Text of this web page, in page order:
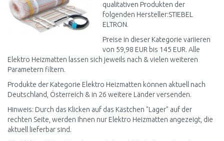
qualitativen Produkten der
folgenden Hersteller:STIEBEL
ELTRON.
Preise in dieser Kategorie variieren
von 59,98 EUR bis 145 EUR. Alle
Elektro Heizmatten lassen sich jeweils nach & vielen weiteren
Parametern filtern.
Produkte der Kategorie Elektro Heizmatten können aktuell nach
Deutschland, Österreich & in 26 weitere Länder versenden.
Hinweis: Durch das Klicken auf das Kästchen "Lager" auf der
rechten Seite, werden Ihnen nur Elektro Heizmatten angezeigt, die
aktuell lieferbar sind.